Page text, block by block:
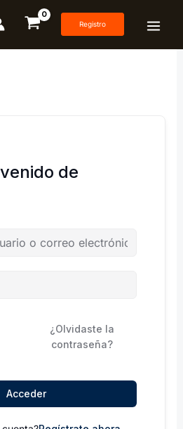
Registro
de
¿Olvidaste la
contraseña?
Acceder